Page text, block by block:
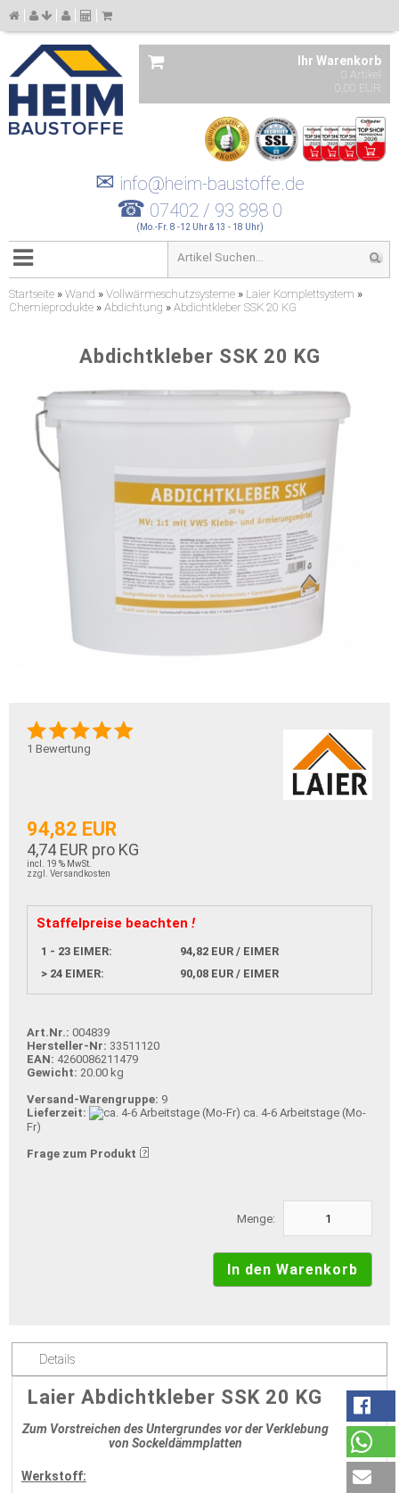
Ihr Warenkorb
0 Artikel
0,00 EUR
✉ info@heim-baustoffe.de
☎ 07402 / 93 898 0
(Mo.-Fr. 8 -12 Uhr & 13 - 18 Uhr)
Startseite » Wand » Vollwärmeschutzsysteme » Laier Komplettsystem »
Chemieprodukte » Abdichtung » Abdichtkleber SSK 20 KG
Abdichtkleber SSK 20 KG
1 Bewertung
94,82 EUR
4,74 EUR pro KG
incl. 19 % MwSt.
zzgl. Versandkosten
Staffelpreise beachten !
1 - 23 EIMER:
94,82 EUR / EIMER
> 24 EIMER:
90,08 EUR / EIMER
Art.Nr.: 004839
Hersteller-Nr: 33511120
EAN: 4260086211479
Gewicht: 20.00 kg
Versand-Warengruppe: 9
Lieferzeit:
ca. 4-6 Arbeitstage (Mo-
Fr)
Frage zum Produkt
Menge:
Details
Laier Abdichtkleber SSK 20 KG
Zum Vorstreichen des Untergrundes vor der Verklebung
von Sockeldämmplatten
Werkstoff: